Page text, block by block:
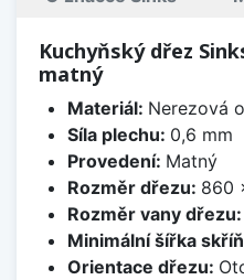
Kuchyňský dřez
matný
Materiál: Nerezová
Síla plechu: 0,6 mm
Provedení: Matný
Rozměr dřezu: 860
Rozměr vany dřezu:
Minimální šířka
Orientace dřezu: